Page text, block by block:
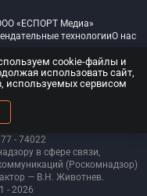
«ЕСПОРТ Медиа»
технологииО нас
права защищены
средств массовой
- 74022
в сфере связи,
(Роскомнадзор)
— В.Н. Животнев.
- 2026
cookie-файлы и
использовать сайт,
используемых сервисом